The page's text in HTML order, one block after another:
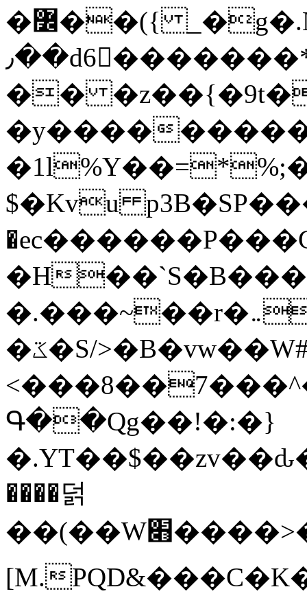
�߼��({ _�g�.Nfӻg����f7z91o^��̤^�>��2�`�:|#dk�{>�>>&�tsw�Nwo�?
٫��d6򆧇�������*��[|^]oo���NW~zz>�X&�u�=K?
��
�y����
$�Kvu
�H
�.���~��r�޼�}�܅�mؕWu���K}
�ػ�S/>�B�vw��W#�I��*]\W��)Ħ�1��fC}
Գ��Qg��!�:�}
����덝
��(��W׋����>��O>�d�%Y�@�@ڻ<�z{rc&׻��z�����AeK�^�����������˩t��=x~
[M.